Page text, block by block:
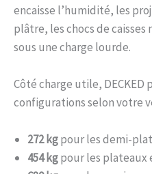
encaisse l’humidité, les
plâtre, les chocs de
sous une charge lourde.
Côté charge utile, DECKED
configurations selon votre
272 kgpour les demi-
454 kgpour les plateaux